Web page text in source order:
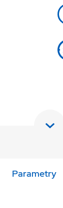
Parametry